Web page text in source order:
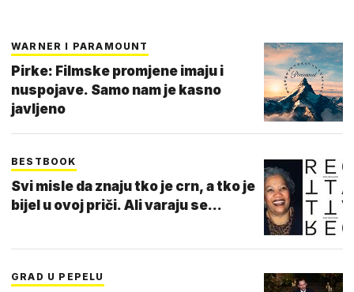
WARNER I PARAMOUNT
Pirke: Filmske promjene imaju i
nuspojave. Samo nam je kasno
javljeno
BESTBOOK
Svi misle da znaju tko je crn, a tko je
bijel u ovoj priči. Ali varaju se...
GRAD U PEPELU